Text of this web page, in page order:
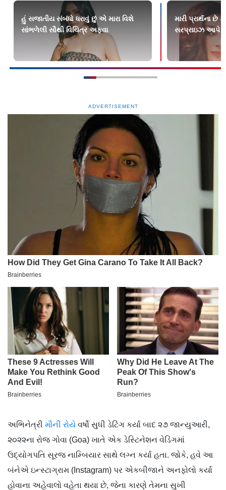
હું સજાતીય સંબંધો ધરાવું છું એ મારા વિશે
સાંભળેલી સૌથી વિચિત્ર અફવા
મારી પ્રાર્થના
સરપ્રાઇઝ આપે
ADVERTISEMENT
અભિનેત્રી મૌની રોયે વર્ષો સુધી ડેટિંગ કર્યા બાદ ૨૭ જાન્યુઆરી,
૨૦૨૨ના રોજ ગોવા (Goa) ખાતે એક ડેસ્ટિનેશન વેડિંગમાં
ઉદ્યોગપતિ સૂરજ નામ્બિયાર સાથે લગ્ન કર્યા હતા. જોકે, હવે આ
બંનેએ ઇન્સ્ટાગ્રામ (Instagram) પર એકબીજાને અનફોલો કર્યા
હોવાના અહેવાલો વહેતા થયા છે, જેના કારણે તેમના સુખી